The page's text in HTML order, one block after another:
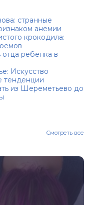
странные
анемии
крокодила:
отца ребенка в
Искусство
тенденции
из Шереметьево до
Смотреть все